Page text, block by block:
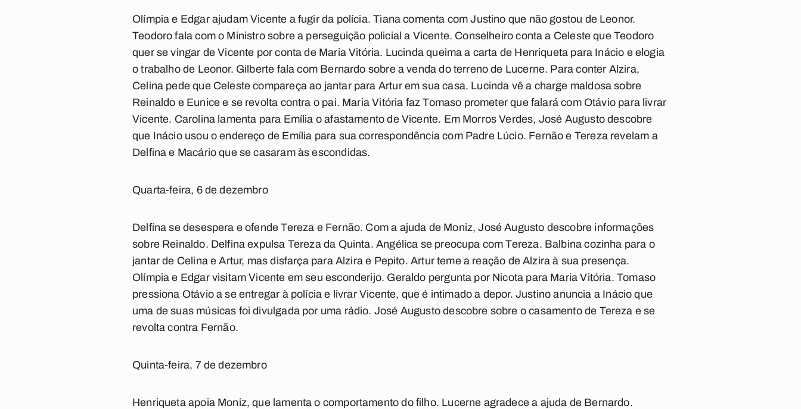
Olímpia e Edgar ajudam Vicente a fugir da polícia. Tiana comenta com Justino que não gostou de Leonor.
Teodoro fala com o Ministro sobre a perseguição policial a Vicente. Conselheiro conta a Celeste que Teodoro
quer se vingar de Vicente por conta de Maria Vitória. Lucinda queima a carta de Henriqueta para Inácio e elogia
o trabalho de Leonor. Gilberte fala com Bernardo sobre a venda do terreno de Lucerne. Para conter Alzira,
Celina pede que Celeste compareça ao jantar para Artur em sua casa. Lucinda vê a charge maldosa sobre
Reinaldo e Eunice e se revolta contra o pai. Maria Vitória faz Tomaso prometer que falará com Otávio para livrar
Vicente. Carolina lamenta para Emília o afastamento de Vicente. Em Morros Verdes, José Augusto descobre
que Inácio usou o endereço de Emília para sua correspondência com Padre Lúcio. Fernão e Tereza revelam a
Delfina e Macário que se casaram às escondidas.
Quarta-feira, 6 de dezembro
Delfina se desespera e ofende Tereza e Fernão. Com a ajuda de Moniz, José Augusto descobre informações
sobre Reinaldo. Delfina expulsa Tereza da Quinta. Angélica se preocupa com Tereza. Balbina cozinha para o
jantar de Celina e Artur, mas disfarça para Alzira e Pepito. Artur teme a reação de Alzira à sua presença.
Olímpia e Edgar visitam Vicente em seu esconderijo. Geraldo pergunta por Nicota para Maria Vitória. Tomaso
pressiona Otávio a se entregar à polícia e livrar Vicente, que é intimado a depor. Justino anuncia a Inácio que
uma de suas músicas foi divulgada por uma rádio. José Augusto descobre sobre o casamento de Tereza e se
revolta contra Fernão.
Quinta-feira, 7 de dezembro
Henriqueta apoia Moniz, que lamenta o comportamento do filho. Lucerne agradece a ajuda de Bernardo.